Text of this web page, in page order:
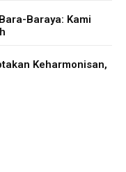
Baraya: Kami
Keharmonisan,